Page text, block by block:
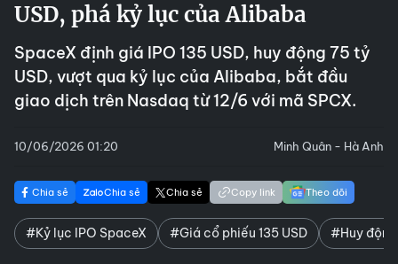
USD, phá kỷ lục của Alibaba
SpaceX định giá IPO 135 USD, huy động 75 tỷ
USD, vượt qua kỷ lục của Alibaba, bắt đầu
giao dịch trên Nasdaq từ 12/6 với mã SPCX.
10/06/2026 01:20 Minh Quân - Hà Anh
Chia sẻ Chia sẻ Chia sẻ Copy link Theo dõi
#Kỷ lục IPO SpaceX #Giá cổ phiếu 135 USD #Huy